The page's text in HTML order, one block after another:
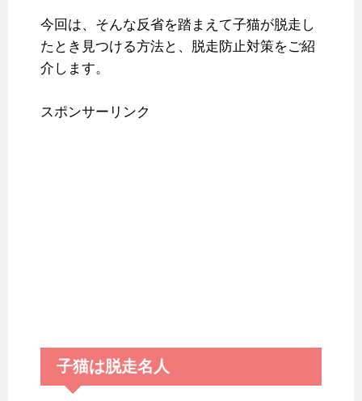
今回は、そんな反省を踏まえて子猫が脱走し
たとき見つける方法と、脱走防止対策をご紹
介します。
スポンサーリンク
子猫は脱走名人